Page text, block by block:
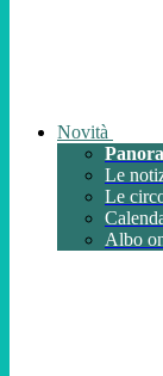
Novità
Le
Le
Albo